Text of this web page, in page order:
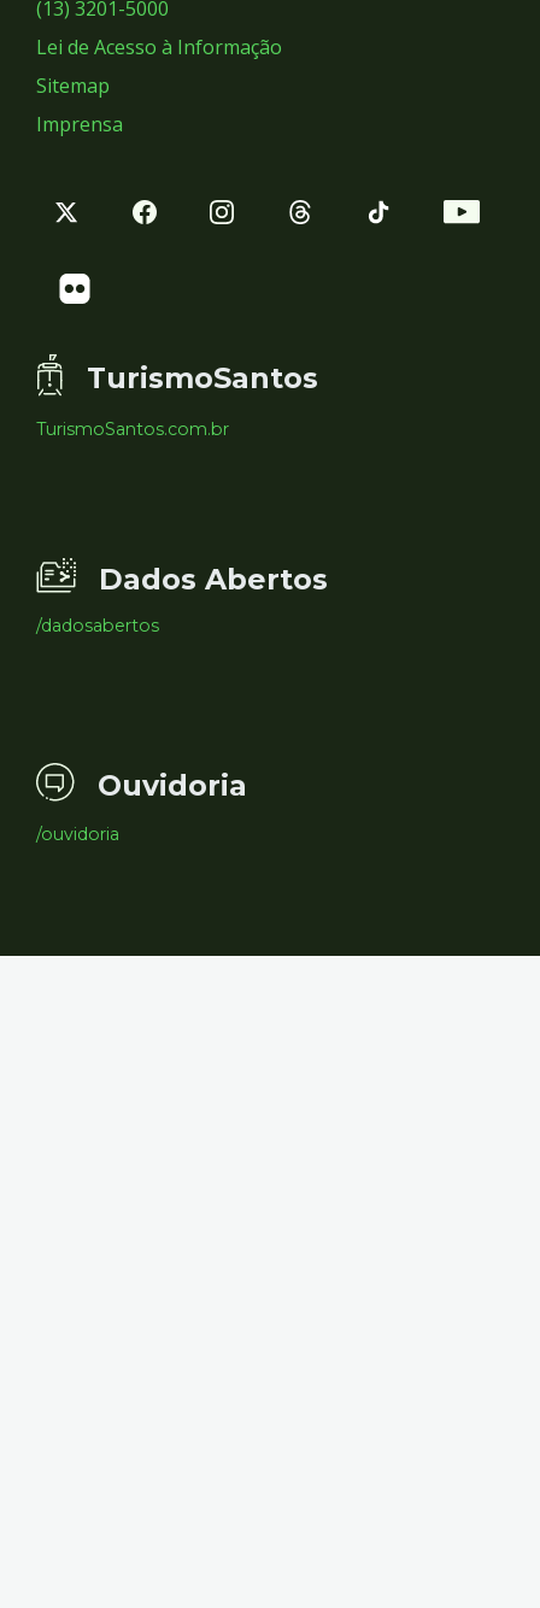
(13) 3201-5000
Lei de Acesso à Informação
Sitemap
Imprensa
TurismoSantos
TurismoSantos.com.br
Dados Abertos
/dadosabertos
Ouvidoria
/ouvidoria